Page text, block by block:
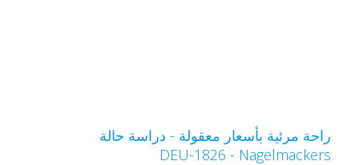
مرئية بأسعار معقولة - دراسة حالة
Nagelmackers‏ - DEU-